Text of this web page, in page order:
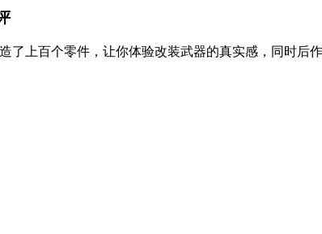
了上百个零件，让你体验改装武器的真实感，同时